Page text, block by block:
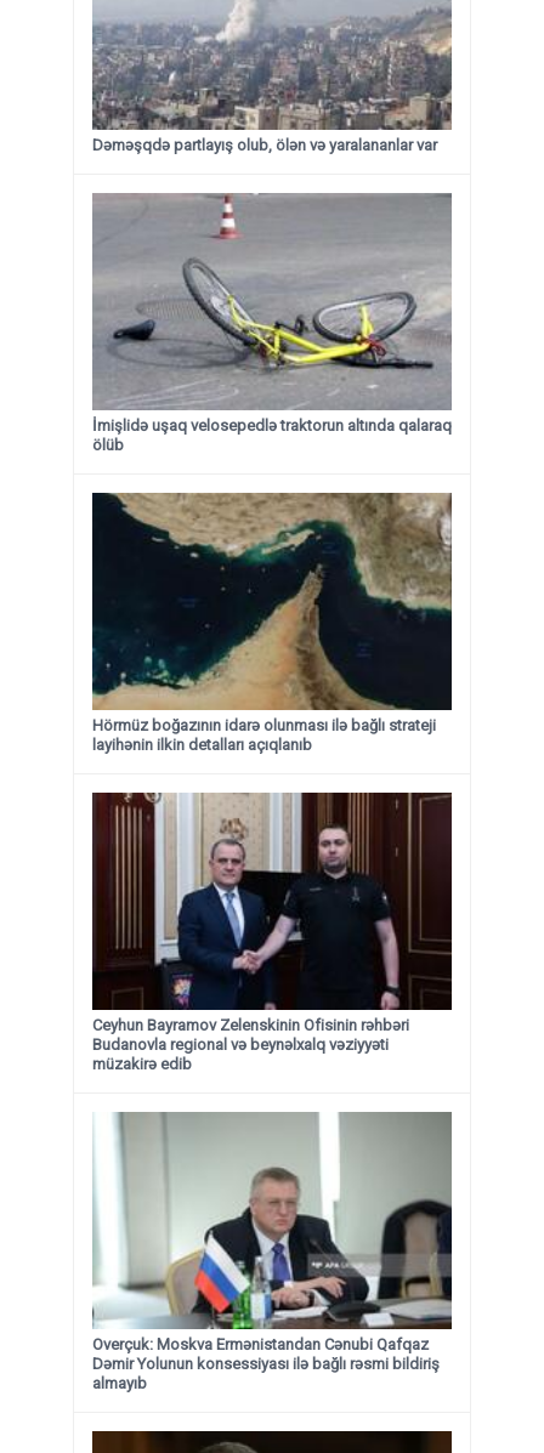
Dəməşqdə partlayış olub, ölən və yaralananlar var
İmişlidə uşaq velosepedlə traktorun altında qalaraq
ölüb
Hörmüz boğazının idarə olunması ilə bağlı strateji
layihənin ilkin detalları açıqlanıb
Ceyhun Bayramov Zelenskinin Ofisinin rəhbəri
Budanovla regional və beynəlxalq vəziyyəti
müzakirə edib
Overçuk: Moskva Ermənistandan Cənubi Qafqaz
Dəmir Yolunun konsessiyası ilə bağlı rəsmi bildiriş
almayıb